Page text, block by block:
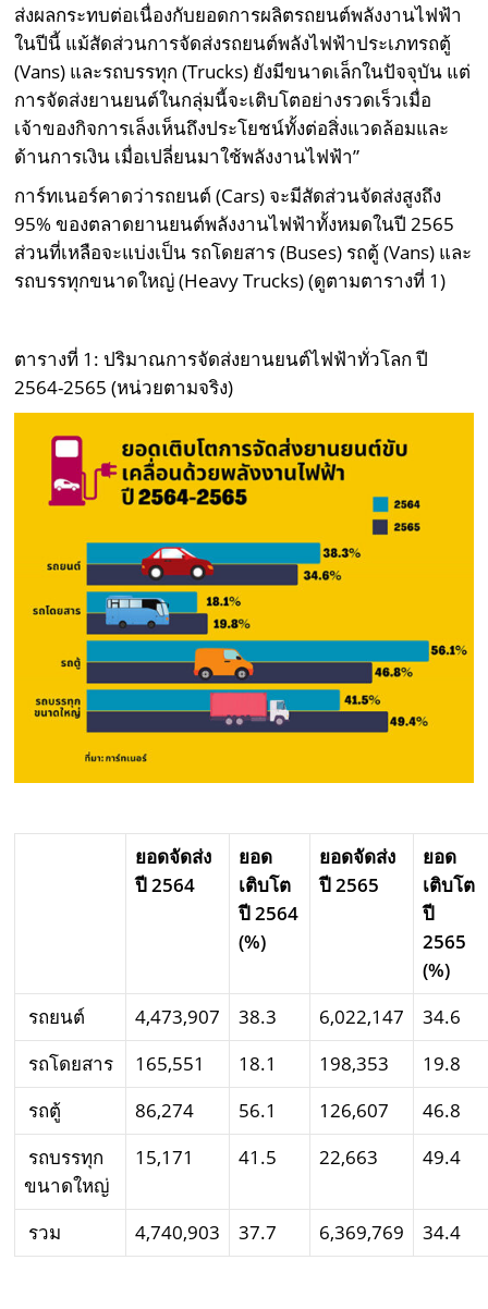
ส่งผลกระทบต่อเนื่องกับยอดการผลิตรถยนต์พลังงานไฟฟ้า
ในปีนี้ แม้สัดส่วนการจัดส่งรถยนต์พลังไฟฟ้าประเภทรถตู้
(Vans) และรถบรรทุก (Trucks) ยังมีขนาดเล็กในปัจจุบัน แต่
การจัดส่งยานยนต์ในกลุ่มนี้จะเติบโตอย่างรวดเร็วเมื่อ
เจ้าของกิจการเล็งเห็นถึงประโยชน์ทั้งต่อสิ่งแวดล้อมและ
ด้านการเงิน เมื่อเปลี่ยนมาใช้พลังงานไฟฟ้า”
การ์ทเนอร์คาดว่ารถยนต์ (Cars) จะมีสัดส่วนจัดส่งสูงถึง
95% ของตลาดยานยนต์พลังงานไฟฟ้าทั้งหมดในปี 2565
ส่วนที่เหลือจะแบ่งเป็น รถโดยสาร (Buses) รถตู้ (Vans) และ
รถบรรทุกขนาดใหญ่ (Heavy Trucks) (ดูตามตารางที่ 1)
ตารางที่ 1: ปริมาณการจัดส่งยานยนต์ไฟฟ้าทั่วโลก ปี
2564-2565 (หน่วยตามจริง)
ยอดจัดส่ง
ปี2564
ยอด
เติบโต
ปี2564
(%)
ยอดจัดส่ง
ปี2565
ยอด
เติบโต
ปี
2565
(%)
รถยนต์
4,473,907 38.3 6,022,147
34.6
รถโดยสาร
165,551 18.1 198,353
19.8
รถตู้
86,274 56.1 126,607
46.8
รถบรรทุก
ขนาดใหญ่
15,171 41.5 22,663 49.4
รวม 4,740,903 37.7 6,369,769 34.4